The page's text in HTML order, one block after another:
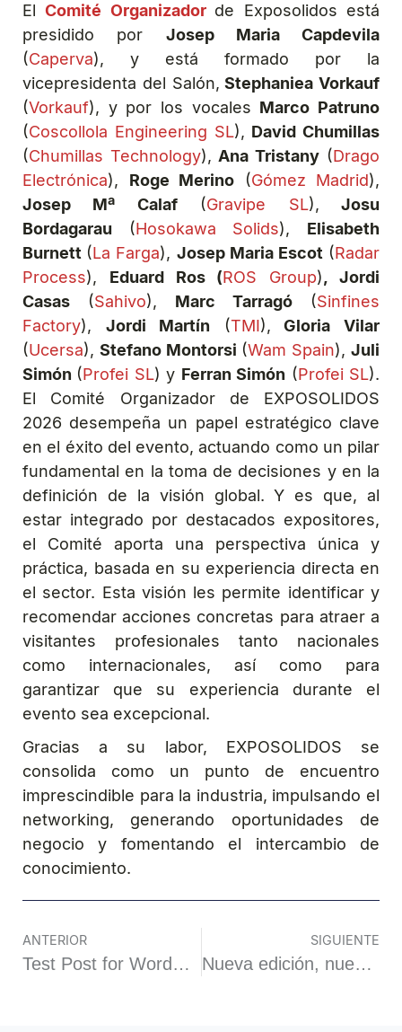
ElComité Organizador de Exposolidos está
presidido por Josep Maria Capdevila
(Caperva), y está formado por la
vicepresidenta del Salón, Stephaniea Vorkauf
(Vorkauf), y por los vocales Marco Patruno
(Coscollola Engineering SL), David Chumillas
(Chumillas Technology), Ana Tristany (Drago
Electrónica), Roge Merino (Gómez Madrid),
Josep Mª Calaf(Gravipe SL), Josu
Bordagarau (Hosokawa Solids), Elisabeth
Burnett (La Farga), Josep Maria Escot (Radar
Process), Eduard Ros (ROS Group), Jordi
Casas (Sahivo), Marc Tarragó (Sinfines
Factory), Jordi Martín (TMI), Gloria Vilar
(Ucersa), Stefano Montorsi (Wam Spain),Juli
Simón (Profei SL) y Ferran Simón (Profei SL).
El Comité Organizador de EXPOSOLIDOS
2026 desempeña un papel estratégico clave
en el éxito del evento, actuando como un pilar
fundamental en la toma de decisiones y en la
definición de la visión global. Y es que, al
estar integrado por destacados expositores,
el Comité aporta una perspectiva única y
práctica, basada en su experiencia directa en
el sector. Esta visión les permite identificar y
recomendar acciones concretas para atraer a
visitantes profesionales tanto nacionales
como internacionales, así como para
garantizar que su experiencia durante el
evento sea excepcional.
Gracias a su labor, EXPOSOLIDOS se
consolida como un punto de encuentro
imprescindible para la industria, impulsando el
networking, generando oportunidades de
negocio y fomentando el intercambio de
conocimiento.
ANTERIOR
Test Post for WordPress
SIGUIENTE
Nueva edición, nueva imagen